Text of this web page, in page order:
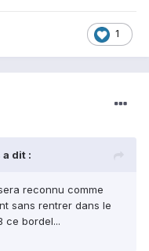
1
a dit :
reconnu comme
sans rentrer dans le
ce bordel...